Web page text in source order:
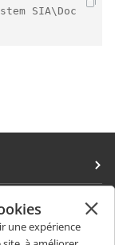
SIA\Doc
une expérience